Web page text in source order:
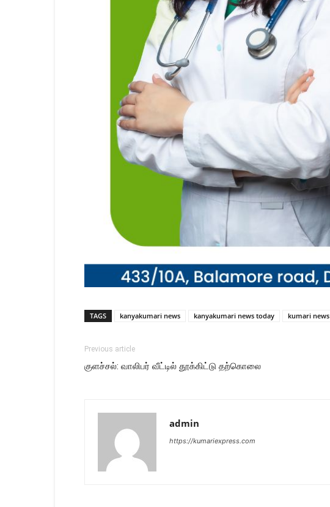
TAGS kanyakumari news kanyakumari news today kumari news
Previous article
குளச்சல்: வாலிபர் வீட்டில் தூக்கிட்டு தற்கொலை
admin
https://kumariexpress.com